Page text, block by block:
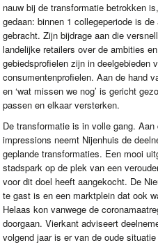
nauw bij de transformatie betrokken
gedaan: binnen 1 collegeperiode is
gebracht. Zijn bijdrage aan die
landelijke retailers over de ambities
gebiedsprofielen zijn in deelgebieden
consumentenprofielen. Aan de hand
en ‘wat missen we nog’ is gericht
passen en elkaar versterken.
De transformatie is in volle gang.
impressions neemt Nijenhuis de
geplande transformaties. Een mooi
stadspark op de plek van een
voor dit doel heeft aangekocht. De
te gast is en een marktplein dat ook
Helaas kon vanwege de
doorgaan. Vierkant adviseert
volgend jaar is er van de oude